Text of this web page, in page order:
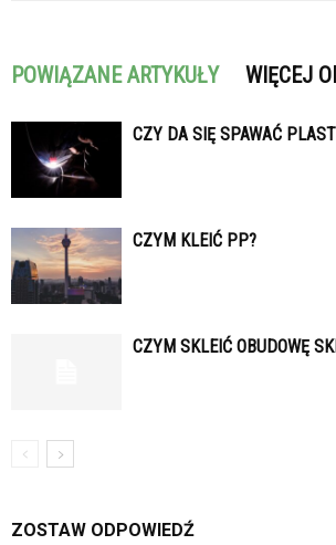
POWIĄZANE ARTYKUŁY WIĘCEJ
CZY DA SIĘ SPAWAĆ
CZYM KLEIĆ PP?
CZYM SKLEIĆ OBUDOWĘ
ZOSTAW ODPOWIEDŹ